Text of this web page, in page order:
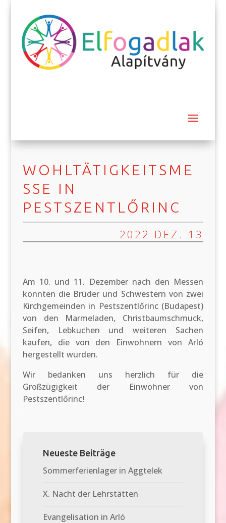
WOHLTÄTIGKEITSME
SSE IN
PESTSZENTLŐRINC
2022 DEZ. 13
Am 10. und 11. Dezember nach den Messen
konnten die Brüder und Schwestern von zwei
Kirchgemeinden in Pestszentlőrinc (Budapest)
von den Marmeladen, Christbaumschmuck,
Seifen, Lebkuchen und weiteren Sachen
kaufen, die von den Einwohnern von Arló
hergestellt wurden.
Wir bedanken uns herzlich für die
Großzügigkeit der Einwohner von
Pestszentlőrinc!
Neueste Beiträge
Sommerferienlager in Aggtelek
X. Nacht der Lehrstätten
Evangelisation in Arló